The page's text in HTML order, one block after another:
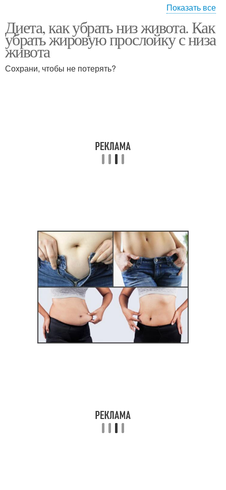
Мужская диета диета для похудения
Показать все
Диета, как убрать низ живота. Как
убрать жировую прослойку с низа
живота
Сохрани, чтобы не потерять?